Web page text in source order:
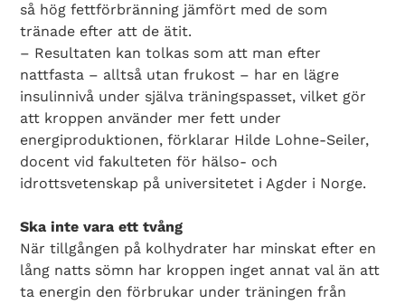
så hög fettförbränning jämfört med de som
tränade efter att de ätit.
– Resultaten kan tolkas som att man efter
nattfasta – alltså utan frukost – har en lägre
insulinnivå under själva träningspasset, vilket gör
att kroppen använder mer fett under
energiproduktionen, förklarar Hilde Lohne-Seiler,
docent vid fakulteten för hälso- och
idrottsvetenskap på universitetet i Agder i Norge.
Ska inte vara ett tvång
När tillgången på kolhydrater har minskat efter en
lång natts sömn har kroppen inget annat val än att
ta energin den förbrukar under träningen från